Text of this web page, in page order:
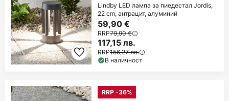
Lindby LED лампа за пиедестал Jordis,
22 cm, антрацит, алуминий
59,90 €
RRP79,90 €
117,15 лв.
RRP156,27 лв.
В наличност
RRP -36%